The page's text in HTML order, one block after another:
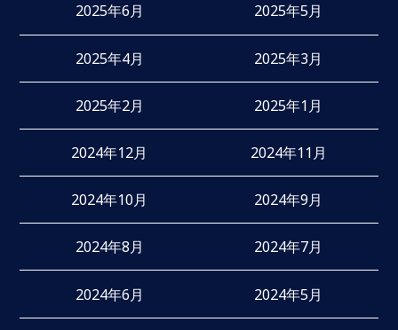
2025年6月 2025年5月
2025年4月 2025年3月
2025年2月 2025年1月
2024年12月 2024年11月
2024年10月 2024年9月
2024年8月 2024年7月
2024年6月 2024年5月